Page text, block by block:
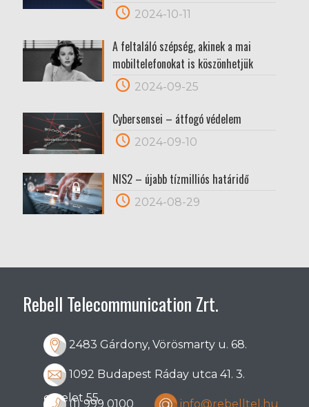
2024-10-11
A feltaláló szépség, akinek a mai
mobiltelefonokat is köszönhetjük
2024-09-25
Cybersensei – átfogó védelem
2024-09-10
NIS2 – újabb tízmilliós határidő
2024-08-29
Rebell Telecommunication Zrt.
2483 Gárdony, Vörösmarty u. 68.
1092 Budapest Ráday utca 41. 3.
emelet 55.
(1) 999 0100 info@rebelltel.hu